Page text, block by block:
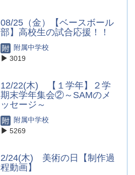
08/25（金）【ベースボール
部】高校生の試合応援！！
附属中学校
3019
12/22(木) 【１学年】２学
期末学年集会②～SAMのメ
ッセージ～
附属中学校
5269
2/24(木) 美術の日【制作過
程動画】